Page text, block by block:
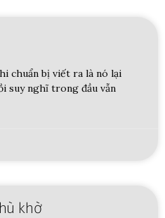
chuẩn bị viết ra là nó lại
suy nghĩ trong đầu vẫn
khờ